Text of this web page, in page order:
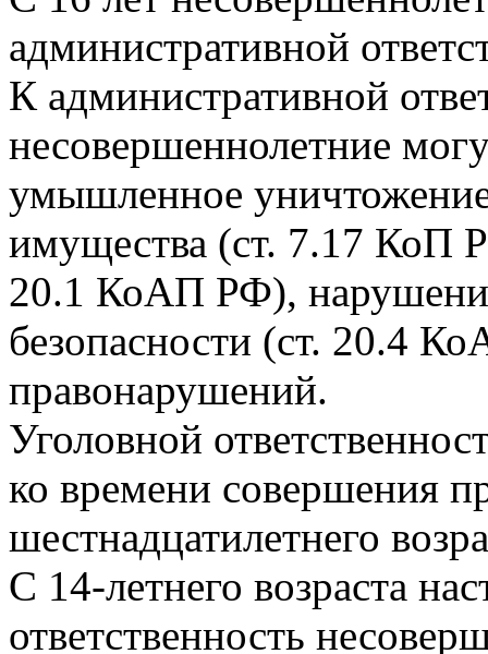
административной
К административной
несовершеннолетние
умышленное
имущества (ст. 7.17 КоП
20.1 КоАП РФ),
безопасности (ст. 20.4
правонарушений.
Уголовной
ко времени совершения
шестнадцатилетнего
С 14-летнего возраста
ответственность